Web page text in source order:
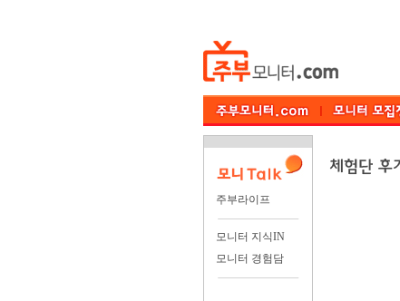
주부라이프
모니터 지식IN
모니터 경험담